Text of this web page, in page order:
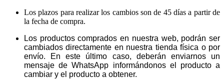
Los plazos para realizar los cambios son de 45 días a partir de
la fecha de compra.
Los productos comprados en nuestra web, podrán ser
cambiados directamente en nuestra tienda física o por
envío. En este último caso, deberán enviarnos un
mensaje de WhatsApp informándonos el producto a
cambiar y el producto a obtener.